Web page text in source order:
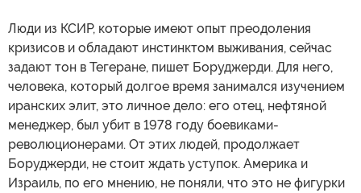
Люди из КСИР, которые имеют опыт преодоления
кризисов и обладают инстинктом выживания, сейчас
задают тон в Тегеране, пишет Боруджерди. Для него,
человека, который долгое время занимался изучением
иранских элит, это личное дело: его отец, нефтяной
менеджер, был убит в 1978 году боевиками-
революционерами. От этих людей, продолжает
Боруджерди, не стоит ждать уступок. Америка и
Израиль, по его мнению, не поняли, что это не фигурки